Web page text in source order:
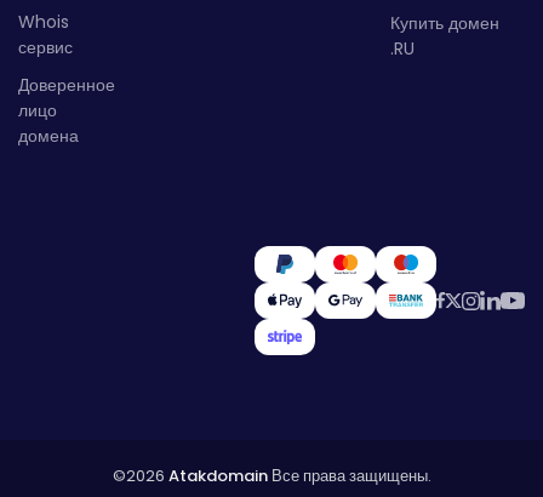
Whois
сервис
Доверенное
лицо
домена
Купить домен
.RU
©2026 AtakdomainВсе права защищены.